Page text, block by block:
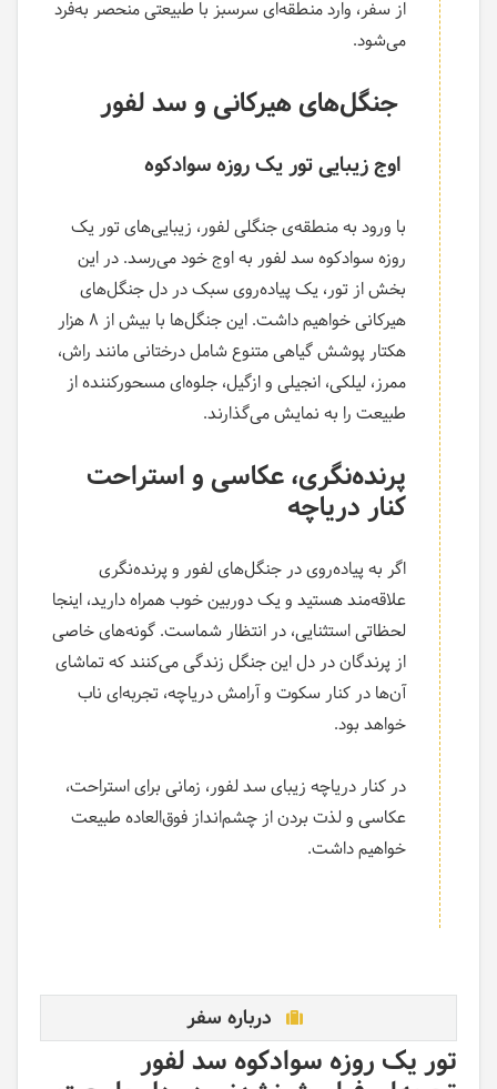
از سفر، وارد منطقه‌ای سرسبز با طبیعتی منحصر به‌فرد
می‌شود.
جنگل‌های هیرکانی و سد لفور
اوج زیبایی تور یک روزه سوادکوه
با ورود به منطقه‌ی جنگلی لفور، زیبایی‌های تور یک
روزه سوادکوه سد لفور به اوج خود می‌رسد. در این
بخش از تور، یک پیاده‌روی سبک در دل جنگل‌های
هیرکانی خواهیم داشت. این جنگل‌ها با بیش از ۸ هزار
هکتار پوشش گیاهی متنوع شامل درختانی مانند راش،
ممرز، لیلکی، انجیلی و ازگیل، جلوه‌ای مسحورکننده از
طبیعت را به نمایش می‌گذارند.
پرنده‌نگری، عکاسی و استراحت
کنار دریاچه
اگر به پیاده‌روی در جنگل‌های لفور و پرنده‌نگری
علاقه‌مند هستید و یک دوربین خوب همراه دارید، اینجا
لحظاتی استثنایی، در انتظار شماست. گونه‌های خاصی
از پرندگان در دل این جنگل زندگی می‌کنند که تماشای
آن‌ها در کنار سکوت و آرامش دریاچه، تجربه‌ای ناب
خواهد بود.
در کنار دریاچه زیبای سد لفور، زمانی برای استراحت،
عکاسی و لذت بردن از چشم‌انداز فوق‌العاده طبیعت
خواهیم داشت.
درباره سفر
تور یک روزه سوادکوه سد لفور